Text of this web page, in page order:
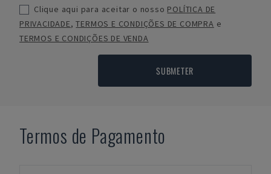
Clique aqui para aceitar o nosso POLÍTICA DE
PRIVACIDADE,TERMOS E CONDIÇÕES DE COMPRA e
TERMOS E CONDIÇÕES DE VENDA
SUBMETER
Termos de Pagamento